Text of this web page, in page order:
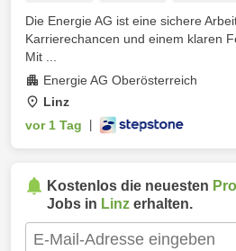
Die Energie AG ist eine sichere
Karrierechancen und einem klaren
Mit ...
Energie AG Oberösterreich
Linz
vor 1 Tag
Kostenlos die neuesten
Jobs in Linz erhalten.